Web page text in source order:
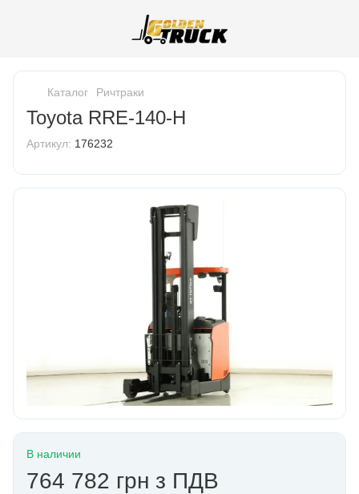
Каталог Ричтраки
Toyota RRE-140-H
Артикул: 176232
В наличии
764 782 грн з ПДВ